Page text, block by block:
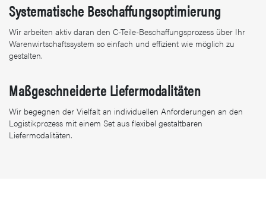
Systematische Beschaffungsoptimierung
Wir arbeiten aktiv daran den C-Teile-Beschaffungsprozess über Ihr
Warenwirtschaftssystem so einfach und effizient wie möglich zu
gestalten.
Maßgeschneiderte Liefermodalitäten
Wir begegnen der Vielfalt an individuellen Anforderungen an den
Logistikprozess mit einem Set aus flexibel gestaltbaren
Liefermodalitäten.